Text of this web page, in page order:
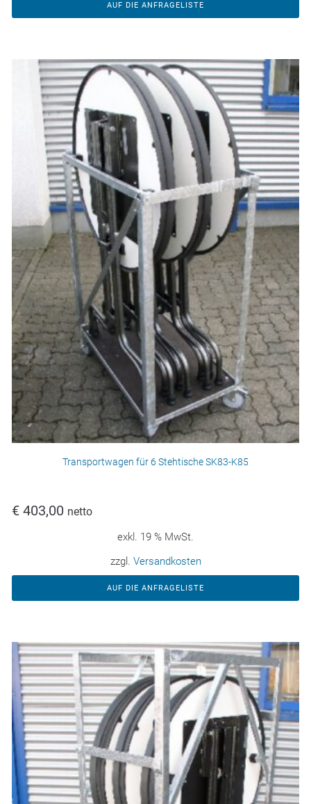
AUF DIE ANFRAGELISTE
Transportwagen für 6 Stehtische SK83-K85
€ 403,00 netto
exkl. 19 % MwSt.
zzgl. Versandkosten
AUF DIE ANFRAGELISTE